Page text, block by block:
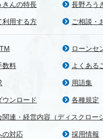
きんの特長 長野ろう
利用する方 ご相談・
ローンセ
数料 よくある
用語集
ウンロード 各種規定
連・経営内容（ディスクロー
の対応 採用情報